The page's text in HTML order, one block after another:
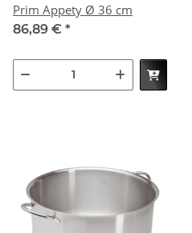
Prim Appety Ø 36 cm
86,89 € *